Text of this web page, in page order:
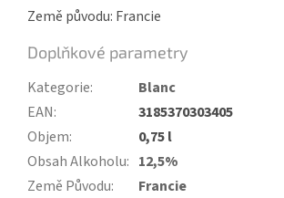
Země původu: Francie
Doplňkové parametry
Kategorie:
Blanc
EAN:
3185370303405
Objem:
0,75 l
Obsah Alkoholu: 12,5%
Země Původu:
Francie